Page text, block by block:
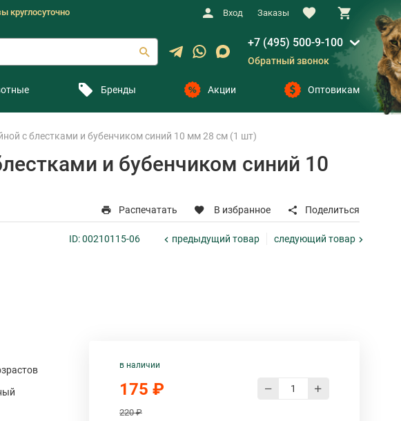
круглосуточно Вход Заказы
+7 (495) 500-9-100
Обратный звонок
Бренды Акции Оптовикам
с блестками и бубенчиком синий 10 мм 28 см (1 шт)
и бубенчиком синий 10
Распечатать В избранное Поделиться
ID: 00210115-06 предыдущий товар следующий товар
в наличии
175 ₽
220 ₽